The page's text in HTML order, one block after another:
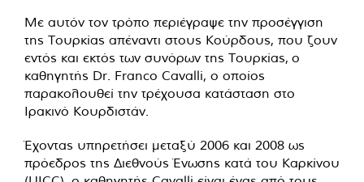
Με αυτόν τον τρόπο περιέγραψε την προσέγγιση
της Τουρκίας απέναντι στους Κούρδους, που ζουν
εντός και εκτός των συνόρων της Τουρκίας, ο
καθηγητής Dr. Franco Cavalli, ο οποίος
παρακολουθεί την τρέχουσα κατάσταση στο
Ιρακινό Κουρδιστάν.
Έχοντας υπηρετήσει μεταξύ 2006 και 2008 ως
πρόεδρος της Διεθνούς Ένωσης κατά του Καρκίνου